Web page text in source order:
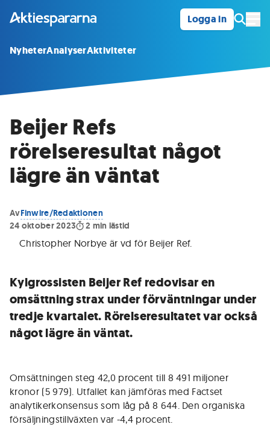
Logga in
NyheterAnalyserAktiviteter
Beijer Refs
rörelseresultat något
lägre än väntat
AvFinwire/Redaktionen
24 oktober 2023
2 min lästid
Christopher Norbye är vd för Beijer Ref.
Kylgrossisten Beijer Ref redovisar en
omsättning strax under förväntningar under
tredje kvartalet. Rörelseresultatet var också
något lägre än väntat.
Omsättningen steg 42,0 procent till 8 491 miljoner
kronor (5 979). Utfallet kan jämföras med Factset
analytikerkonsensus som låg på 8 644. Den organiska
försäljningstillväxten var -4,4 procent.